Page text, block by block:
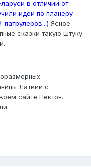
в отличии от
идеи по планеру
Ясное
сказки такую штуку
Латвии с
сайте Нектон.